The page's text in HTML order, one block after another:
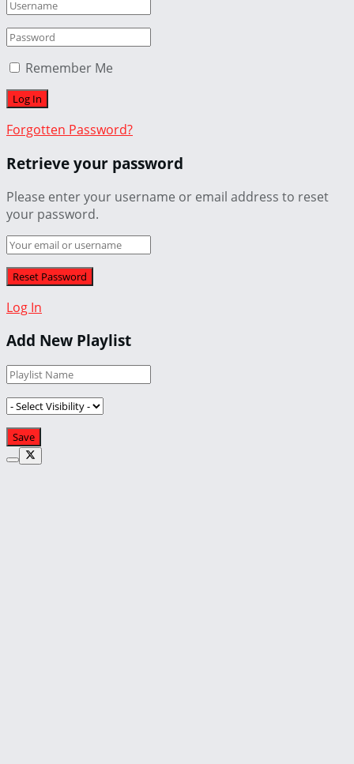
Remember Me
Forgotten Password?
Retrieve your password
Please enter your username or email address to reset
your password.
Log In
Add New Playlist